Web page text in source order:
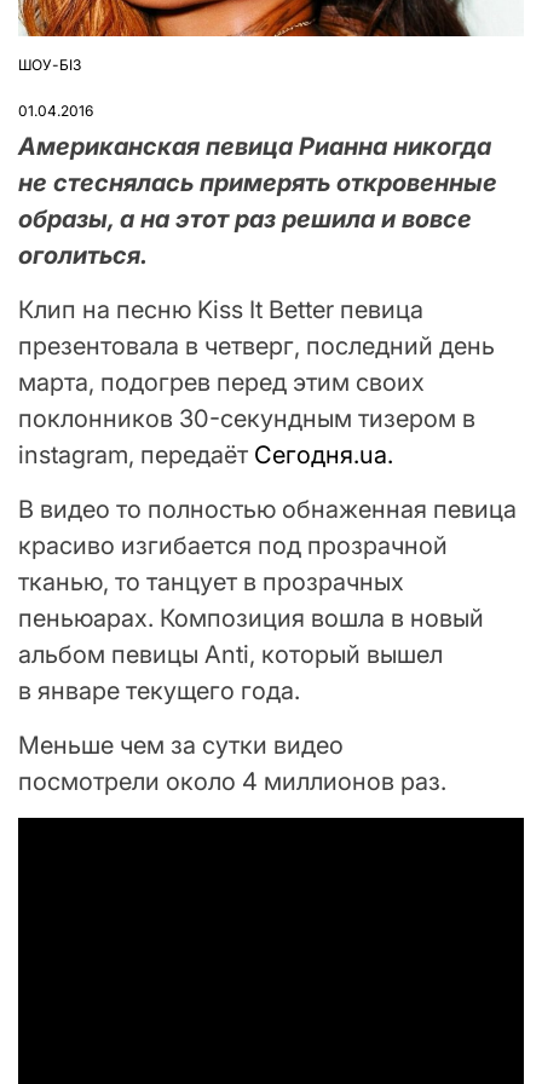
ОПУБЛІКУВАТИ
ШОУ-БІЗ
01.04.2016
Американская певица Рианна никогда
не стеснялась примерять откровенные
образы, а на этот раз решила и вовсе
оголиться.
Клип на песню Kiss It Better певица
презентовала в четверг, последний день
марта, подогрев перед этим своих
поклонников 30-секундным тизером в
instagram, передаёт Сегодня.ua.
В видео то полностью обнаженная певица
красиво изгибается под прозрачной
тканью, то танцует в прозрачных
пеньюарах. Композиция вошла в новый
альбом певицы Anti, который вышел
в январе текущего года.
Меньше чем за сутки видео
посмотрели около 4 миллионов раз.